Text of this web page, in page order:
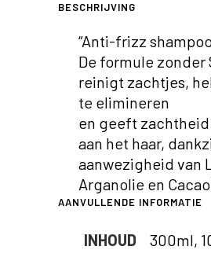
BESCHRIJVING
“Anti-frizz
De formule zonder
reinigt zachtjes,
te elimineren
en geeft zachtheid
aan het haar,
aanwezigheid van
Arganolie en
AANVULLENDE INFORMATIE
INHOUD 300ml,